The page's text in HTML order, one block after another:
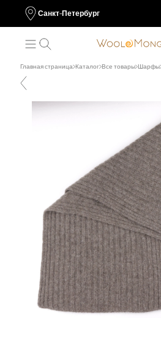
Санкт-Петербург
Главная страница Каталог Все товары Шарфы